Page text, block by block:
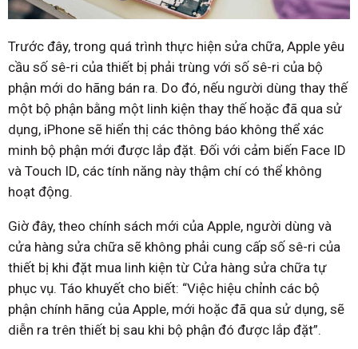
Trước đây, trong quá trình thực hiện sửa chữa, Apple yêu
cầu số sê-ri của thiết bị phải trùng với số sê-ri của bộ
phận mới do hãng bán ra. Do đó, nếu người dùng thay thế
một bộ phận bằng một linh kiện thay thế hoặc đã qua sử
dụng, iPhone sẽ hiển thị các thông báo không thể xác
minh bộ phận mới được lắp đặt. Đối với cảm biến Face ID
và Touch ID, các tính năng này thậm chí có thể không
hoạt động.
Giờ đây, theo chính sách mới của Apple, người dùng và
cửa hàng sửa chữa sẽ không phải cung cấp số sê-ri của
thiết bị khi đặt mua linh kiện từ Cửa hàng sửa chữa tự
phục vụ. Táo khuyết cho biết: “Việc hiệu chỉnh các bộ
phận chính hãng của Apple, mới hoặc đã qua sử dụng, sẽ
diễn ra trên thiết bị sau khi bộ phận đó được lắp đặt”.